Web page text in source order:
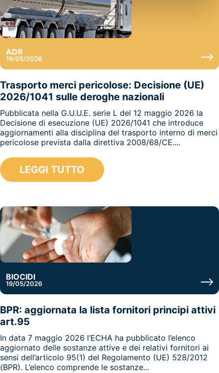
ADR
19/05/2026
Trasporto merci pericolose: Decisione (UE)
2026/1041 sulle deroghe nazionali
Pubblicata nella G.U.U.E. serie L del 12 maggio 2026 la
Decisione di esecuzione (UE) 2026/1041 che introduce
aggiornamenti alla disciplina del trasporto interno di merci
pericolose prevista dalla direttiva 2008/68/CE....
LEGGI TUTTO
BIOCIDI
19/05/2026
BPR: aggiornata la lista fornitori principi attivi
art.95
In data 7 maggio 2026 l’ECHA ha pubblicato l’elenco
aggiornato delle sostanze attive e dei relativi fornitori ai
sensi dell’articolo 95(1) del Regolamento (UE) 528/2012
(BPR). L’elenco comprende le sostanze...